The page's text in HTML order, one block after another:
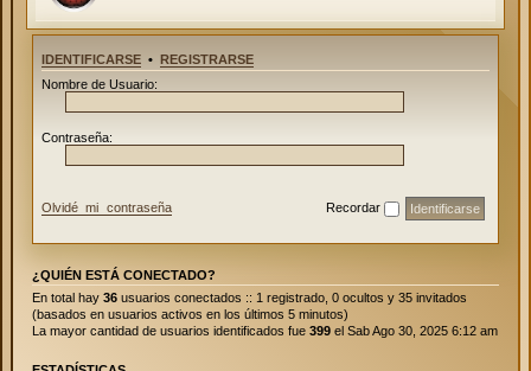
IDENTIFICARSE • REGISTRARSE
Nombre de Usuario:
Contraseña:
Olvidé mi contraseña Recordar
¿QUIÉN ESTÁ CONECTADO?
En total hay 36 usuarios conectados :: 1 registrado, 0 ocultos y 35 invitados
(basados en usuarios activos en los últimos 5 minutos)
La mayor cantidad de usuarios identificados fue 399 el Sab Ago 30, 2025 6:12 am